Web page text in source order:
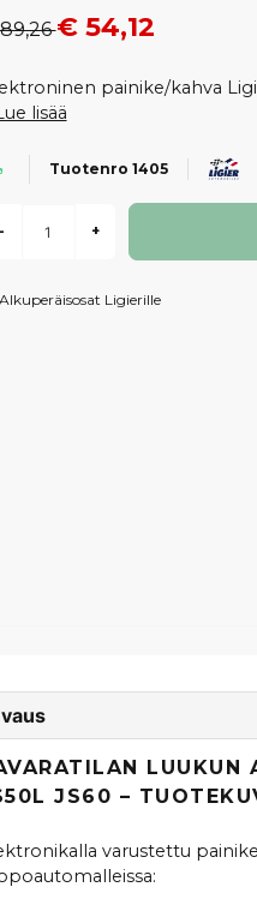
€ 54,12
painike/kahva
lisää
Tuotenro 1405
- +
Alkuperäisosat Ligierille
LUUKUN
JS60 –
varustettu